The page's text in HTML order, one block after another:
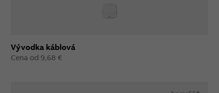
Vývodka káblová
Cena od 9,68 €